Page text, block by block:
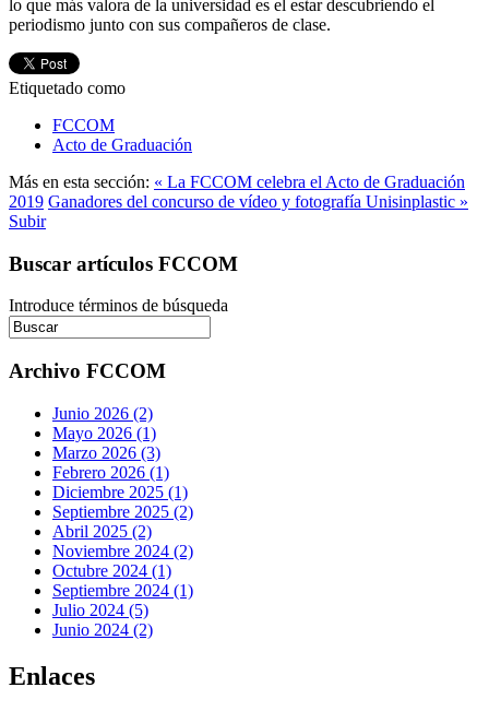
lo que más valora de la universidad es el estar descubriendo el
periodismo junto con sus compañeros de clase.
Etiquetado como
FCCOM
Acto de Graduación
Más en esta sección: « La FCCOM celebra el Acto de Graduación
2019 Ganadores del concurso de vídeo y fotografía Unisinplastic »
Subir
Buscar artículos FCCOM
Introduce términos de búsqueda
Archivo FCCOM
Junio 2026 (2)
Mayo 2026 (1)
Marzo 2026 (3)
Febrero 2026 (1)
Diciembre 2025 (1)
Septiembre 2025 (2)
Abril 2025 (2)
Noviembre 2024 (2)
Octubre 2024 (1)
Septiembre 2024 (1)
Julio 2024 (5)
Junio 2024 (2)
Enlaces